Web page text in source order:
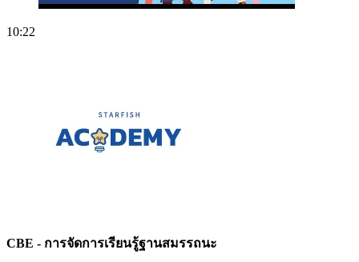
10:22
CBE - การจัดการเรียนรู้ฐานสมรรถนะ